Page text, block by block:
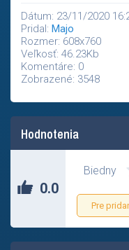
Dátum: 23/11/2020
Pridal: Majo
Rozmer: 608x760
Veľkosť: 46.23Kb
Komentáre: 0
Zobrazené: 3548
Hodnotenia
0.0
Biedny
Pre